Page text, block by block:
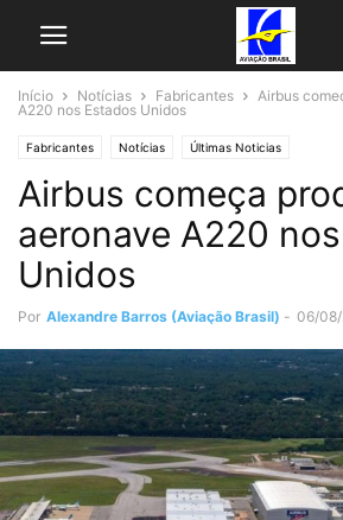
Início Notícias Fabricantes
Airbus
A220 nos Estados Unidos
Fabricantes Notícias Últimas Noticias
Airbus começa
aeronave A220
Unidos
Por Alexandre Barros (Aviação Brasil) - 06/